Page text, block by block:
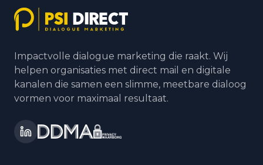
Impactvolle dialogue marketing die raakt. Wij
helpen organisaties met direct mail en digitale
kanalen die samen een slimme, meetbare dialoog
vormen voor maximaal resultaat.